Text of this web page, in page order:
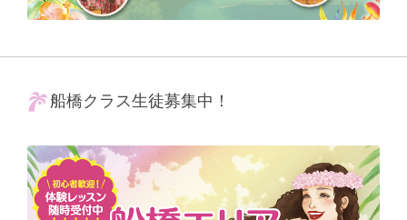
船橋クラス生徒募集中！